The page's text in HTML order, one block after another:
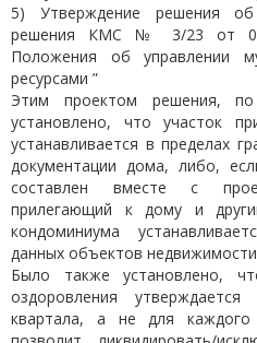
5) Утверждение решения
решения КМС № 3/23 от
Положения об управлении
ресурсами ”
Этим проектом решения,
установлено, что участок
устанавливается в пределах
документации дома, либо,
составлен вместе с
прилегающий к дому и
кондоминиума
данных объектов
Было также установлено,
оздоровления
квартала, а не для